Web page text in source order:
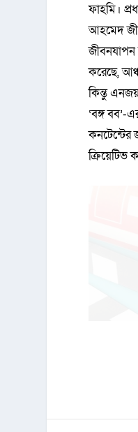
ফাহমি।
আহমেদ
করেছে,
কিন্তু
‘বঙ্গ বব’-
কনটেন্টের
ক্রিয়েটিভ